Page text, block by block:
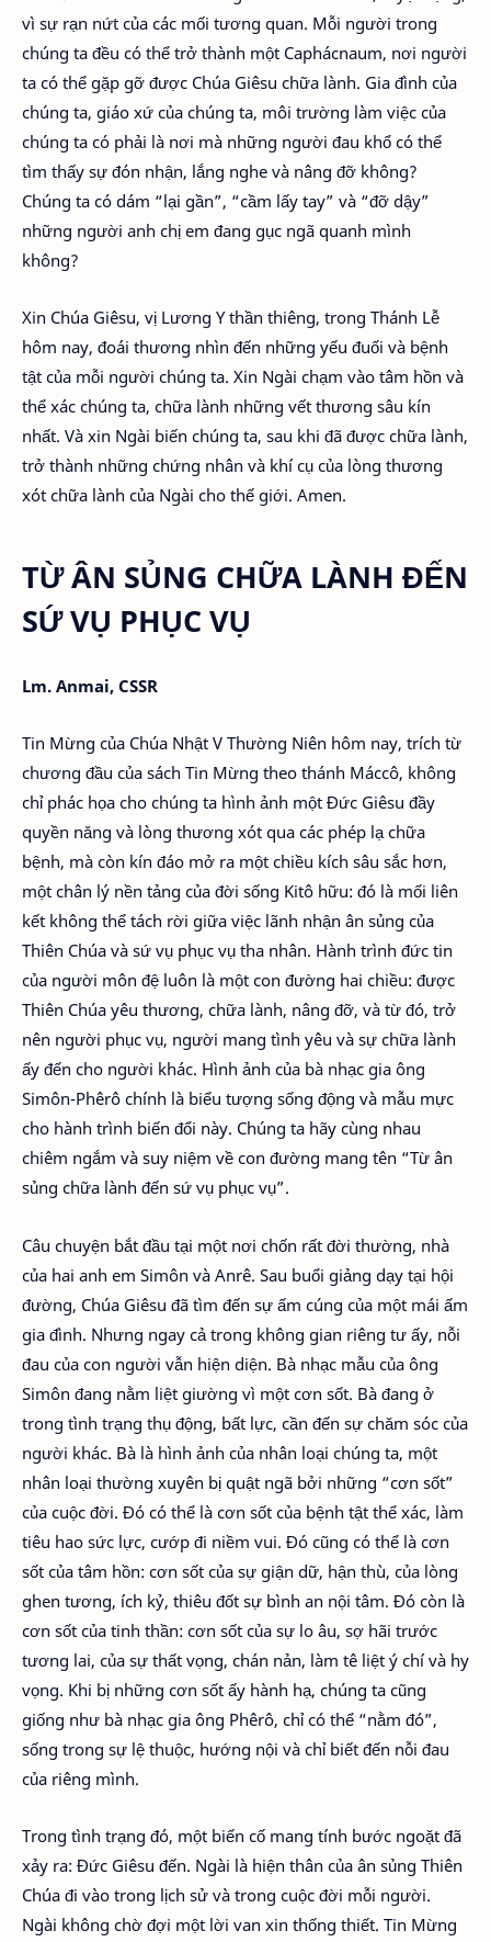
vì sự rạn nứt của các mối tương quan. Mỗi người trong
chúng ta đều có thể trở thành một Caphácnaum, nơi người
ta có thể gặp gỡ được Chúa Giêsu chữa lành. Gia đình của
chúng ta, giáo xứ của chúng ta, môi trường làm việc của
chúng ta có phải là nơi mà những người đau khổ có thể
tìm thấy sự đón nhận, lắng nghe và nâng đỡ không?
Chúng ta có dám “lại gần”, “cầm lấy tay” và “đỡ dậy”
những người anh chị em đang gục ngã quanh mình
không?
Xin Chúa Giêsu, vị Lương Y thần thiêng, trong Thánh Lễ
hôm nay, đoái thương nhìn đến những yếu đuối và bệnh
tật của mỗi người chúng ta. Xin Ngài chạm vào tâm hồn và
thể xác chúng ta, chữa lành những vết thương sâu kín
nhất. Và xin Ngài biến chúng ta, sau khi đã được chữa lành,
trở thành những chứng nhân và khí cụ của lòng thương
xót chữa lành của Ngài cho thế giới. Amen.
TỪ ÂN SỦNG CHỮA LÀNH ĐẾN
SỨ VỤ PHỤC VỤ
Lm. Anmai, CSSR
Tin Mừng của Chúa Nhật V Thường Niên hôm nay, trích từ
chương đầu của sách Tin Mừng theo thánh Máccô, không
chỉ phác họa cho chúng ta hình ảnh một Đức Giêsu đầy
quyền năng và lòng thương xót qua các phép lạ chữa
bệnh, mà còn kín đáo mở ra một chiều kích sâu sắc hơn,
một chân lý nền tảng của đời sống Kitô hữu: đó là mối liên
kết không thể tách rời giữa việc lãnh nhận ân sủng của
Thiên Chúa và sứ vụ phục vụ tha nhân. Hành trình đức tin
của người môn đệ luôn là một con đường hai chiều: được
Thiên Chúa yêu thương, chữa lành, nâng đỡ, và từ đó, trở
nên người phục vụ, người mang tình yêu và sự chữa lành
ấy đến cho người khác. Hình ảnh của bà nhạc gia ông
Simôn-Phêrô chính là biểu tượng sống động và mẫu mực
cho hành trình biến đổi này. Chúng ta hãy cùng nhau
chiêm ngắm và suy niệm về con đường mang tên “Từ ân
sủng chữa lành đến sứ vụ phục vụ”.
Câu chuyện bắt đầu tại một nơi chốn rất đời thường, nhà
của hai anh em Simôn và Anrê. Sau buổi giảng dạy tại hội
đường, Chúa Giêsu đã tìm đến sự ấm cúng của một mái ấm
gia đình. Nhưng ngay cả trong không gian riêng tư ấy, nỗi
đau của con người vẫn hiện diện. Bà nhạc mẫu của ông
Simôn đang nằm liệt giường vì một cơn sốt. Bà đang ở
trong tình trạng thụ động, bất lực, cần đến sự chăm sóc của
người khác. Bà là hình ảnh của nhân loại chúng ta, một
nhân loại thường xuyên bị quật ngã bởi những “cơn sốt”
của cuộc đời. Đó có thể là cơn sốt của bệnh tật thể xác, làm
tiêu hao sức lực, cướp đi niềm vui. Đó cũng có thể là cơn
sốt của tâm hồn: cơn sốt của sự giận dữ, hận thù, của lòng
ghen tương, ích kỷ, thiêu đốt sự bình an nội tâm. Đó còn là
cơn sốt của tinh thần: cơn sốt của sự lo âu, sợ hãi trước
tương lai, của sự thất vọng, chán nản, làm tê liệt ý chí và hy
vọng. Khi bị những cơn sốt ấy hành hạ, chúng ta cũng
giống như bà nhạc gia ông Phêrô, chỉ có thể “nằm đó”,
sống trong sự lệ thuộc, hướng nội và chỉ biết đến nỗi đau
của riêng mình.
Trong tình trạng đó, một biến cố mang tính bước ngoặt đã
xảy ra: Đức Giêsu đến. Ngài là hiện thân của ân sủng Thiên
Chúa đi vào trong lịch sử và trong cuộc đời mỗi người.
Ngài không chờ đợi một lời van xin thống thiết. Tin Mừng